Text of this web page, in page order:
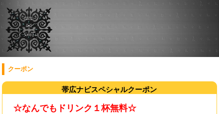
クーポン
☆なんでもドリンク１杯無料☆